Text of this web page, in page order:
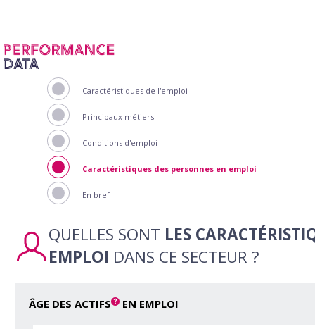
Caractéristiques de l'emploi
Principaux métiers
Conditions d'emploi
Caractéristiques des personnes en emploi
En bref
QUELLES SONT LES
EMPLOI DANS CE SECTEUR ?
ÂGE DES ACTIFS EN EMPLOI